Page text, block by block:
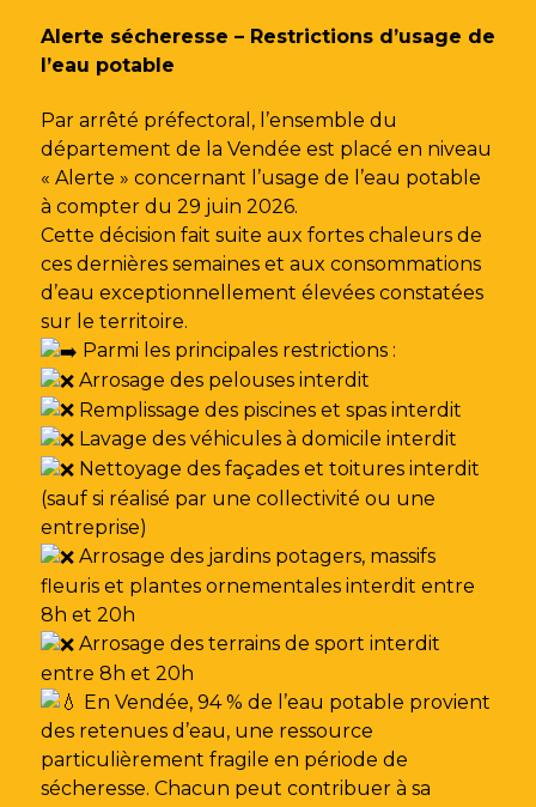
Alerte sécheresse – Restrictions d’usage de
l’eau potable
Par arrêté préfectoral, l’ensemble du
département de la Vendée est placé en niveau
« Alerte » concernant l’usage de l’eau potable
à compter du 29 juin 2026.
Cette décision fait suite aux fortes chaleurs de
ces dernières semaines et aux consommations
d’eau exceptionnellement élevées constatées
sur le territoire.
Parmi les principales restrictions :
Arrosage des pelouses interdit
Remplissage des piscines et spas interdit
Lavage des véhicules à domicile interdit
Nettoyage des façades et toitures interdit
(sauf si réalisé par une collectivité ou une
entreprise)
Arrosage des jardins potagers, massifs
fleuris et plantes ornementales interdit entre
8h et 20h
Arrosage des terrains de sport interdit
entre 8h et 20h
En Vendée, 94 % de l’eau potable provient
des retenues d’eau, une ressource
particulièrement fragile en période de
sécheresse. Chacun peut contribuer à sa